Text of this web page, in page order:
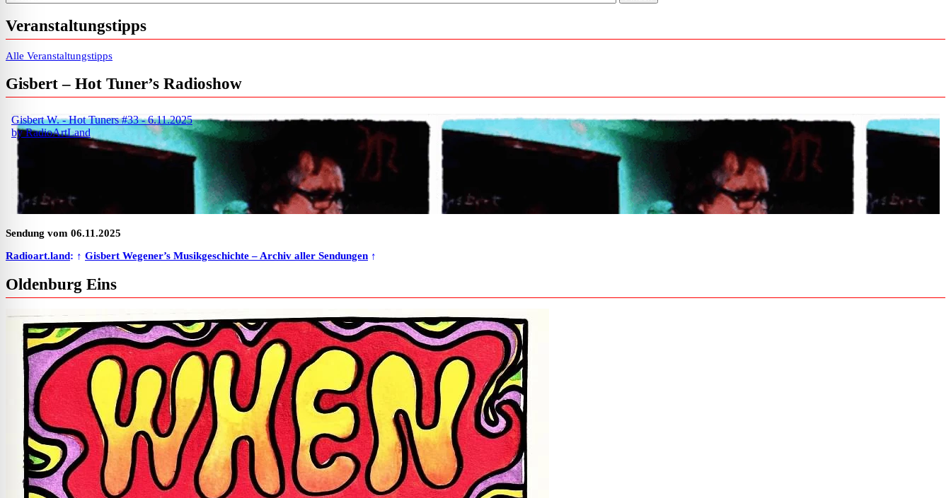
Veranstaltungstipps
Alle Veranstaltungstipps
Gisbert – Hot Tuner’s Radioshow
Sendung vom 06.11.2025
Radioart.land: ↑ Gisbert Wegener’s Musikgeschichte – Archiv aller Sendungen ↑
Oldenburg Eins